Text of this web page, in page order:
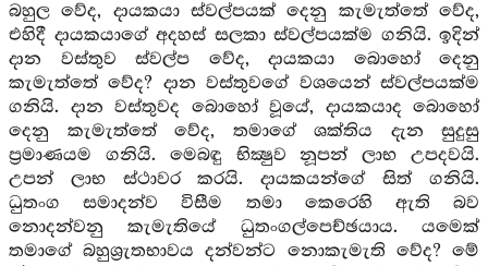
බහුල වේද, දායකයා ස්වල්පයක් දෙනු කැමැත්තේ වේද,
එහිදී දායකයාගේ අදහස් සලකා ස්වල්පයක්ම ගනියි. ඉදින්
දාන වස්තුව ස්වල්ප වේද, දායකයා බොහෝ දෙනු
කැමැත්තේ වේද? දාන වස්තුවගේ වශයෙන් ස්වල්පයක්ම
ගනියි. දාන වස්තුවද බොහෝ වූයේ, දායකයාද බොහෝ
දෙනු කැමැත්තේ වේද, තමාගේ ශක්තිය දැන සුදුසු
ප්‍රමාණයම ගනියි. මෙබඳු භික්‍ෂුව නූපන් ලාභ උපදවයි.
උපන් ලාභ ස්ථාවර කරයි. දායකයන්ගේ සිත් ගනියි.
ධුතංග සමාදන්ව විසීම තමා කෙරෙහි ඇති බව
නොදන්වනු කැමැතියේ ධුතංගල්පෙච්ඡයාය. යමෙක්
තමාගේ බහුශ්‍රැතභාවය දන්වන්ට නොකැමැති වේද? මේ